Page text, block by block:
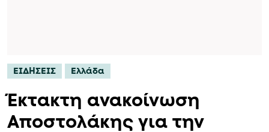
ΕΙΔΗΣΕΙΣ Ελλάδα
Έκτακτη ανακοίνωση
Αποστολάκης για την